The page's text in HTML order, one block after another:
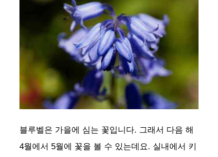
블루벨은 가을에 심는 꽃입니다. 그래서 다음 해
4월에서 5월에 꽃을 볼 수 있는데요. 실내에서 키